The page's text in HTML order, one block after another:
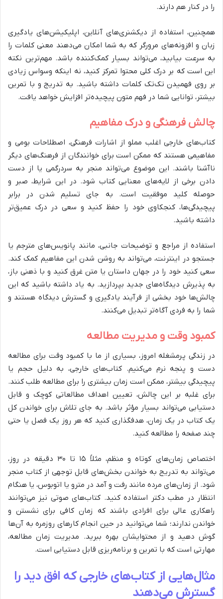
را در کنار هم دارند.
همچنین، استفاده از دیکشنری‌های آنلاین، اپلیکیشن‌های یادگیری
زبان و افزونه‌های مرورگر که به شما امکان می‌دهند معنی کلمات را
به سرعت بیابید، می‌تواند بسیار کمک‌کننده باشد. مهم‌ترین نکته
این است که بر درک کلی محتوا تمرکز کنید، نه اینکه وسواس زیادی
بر روی فهمیدن تک‌تک کلمات داشته باشید. به تدریج و با تمرین
بیشتر، توانایی شما در فهم متون پیچیده‌تر افزایش خواهد یافت.
چالش فرهنگی و درک مفاهیم
کتاب‌های خارجی اغلب مملو از اشارات فرهنگی، اصطلاحات بومی و
مفاهیمی هستند که ممکن است برای خوانندگان از فرهنگ‌های دیگر
ناآشنا باشند. این موضوع می‌تواند منجر به سردرگمی یا از دست
دادن برخی از لایه‌های معنایی کتاب شود. در این شرایط، صبر و
حوصله کلید موفقیت است. به جای تسلیم شدن در برابر
پیچیدگی‌ها، کنجکاوی خود را حفظ کنید و سعی در درک عمیق‌تر
داشته باشید.
استفاده از مراجع و توضیحات جانبی، مانند پانویس‌های مترجم یا
جستجو در اینترنت، می‌تواند به روشن شدن این مفاهیم کمک کند.
سعی کنید خود را در جهان داستان یا متن غرق کنید و با ذهنی باز،
به پذیرش دیدگاه‌های جدید بپردازید. به یاد داشته باشید که این
چالش‌ها خود بخشی از فرآیند یادگیری و گسترش دیدگاه هستند و
شما را به فردی آگاه‌تر تبدیل می‌کنند.
کمبود وقت و مدیریت مطالعه
در زندگی پرمشغله امروز، بسیاری از ما با کمبود وقت برای مطالعه
دست و پنجه نرم می‌کنیم. کتاب‌های خارجی، به دلیل حجم یا
پیچیدگی بیشتر، ممکن است زمان بیشتری را برای مطالعه طلب کنند.
برای غلبه بر این چالش، تعیین اهداف مطالعاتی کوچک و قابل
دستیابی می‌تواند بسیار مؤثر باشد. به جای تلاش برای خواندن کل
یک کتاب در یک زمان، هدفگذاری کنید که هر روز یک فصل یا حتی
چند صفحه را مطالعه کنید.
اختصاص زمان‌های کوتاه و منظم، مثلاً ۱۵ تا ۳۰ دقیقه در روز،
می‌تواند به تدریج به خواندن بخش‌های قابل توجهی از کتاب منجر
شود. از زمان‌های مرده مانند رفت و آمد در مترو یا اتوبوس، یا هنگام
انتظار در مطب دکتر استفاده کنید. کتاب‌های صوتی نیز می‌توانند
راهکاری عالی برای افرادی باشند که زمان کافی برای نشستن و
خواندن ندارند؛ شما می‌توانید در حین انجام کارهای روزمره به آن‌ها
گوش دهید و از محتوایشان بهره ببرید. مدیریت زمان مطالعه،
مهارتی است که با تمرین و برنامه‌ریزی قابل دستیابی است.
مثال‌هایی از کتاب‌های خارجی که افق دید را
گسترش می‌دهند